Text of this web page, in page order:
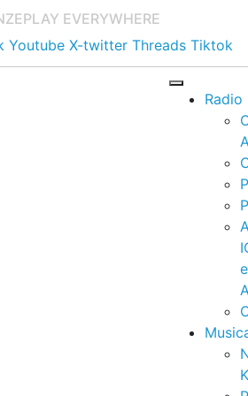
PLAY EVERYWHERE
Youtube X-twitter Threads Tiktok
Radio
e